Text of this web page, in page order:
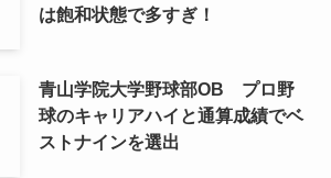
は飽和状態で多すぎ！
青山学院大学野球部OB プロ野
球のキャリアハイと通算成績でベ
ストナインを選出